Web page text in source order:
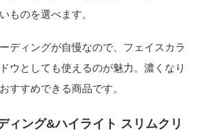
ものを選べます。
ディングが自慢なので、フェイスカラ
ウとしても使えるのが魅力。濃くなり
すすめできる商品です。
ィング&ハイライト スリムクリ